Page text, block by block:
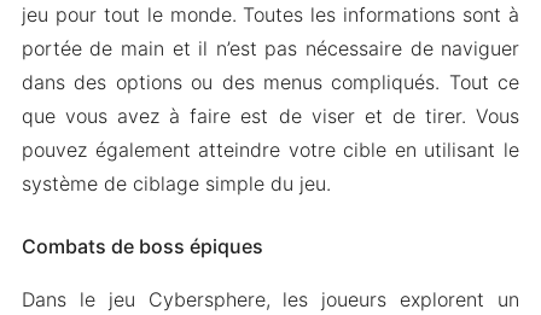
jeu pour tout le monde. Toutes les informations sont à
portée de main et il n’est pas nécessaire de naviguer
dans des options ou des menus compliqués. Tout ce
que vous avez à faire est de viser et de tirer. Vous
pouvez également atteindre votre cible en utilisant le
système de ciblage simple du jeu.
Combats de boss épiques
Dans le jeu Cybersphere, les joueurs explorent un